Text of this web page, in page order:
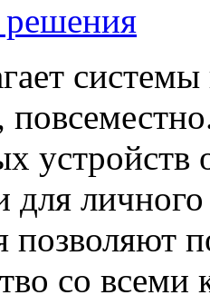
устройств
для
со